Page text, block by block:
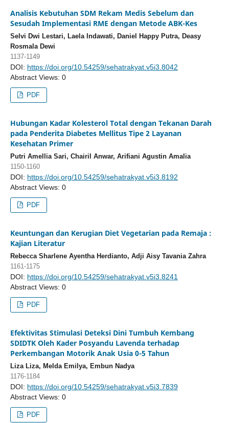
Analisis Kebutuhan SDM Rekam Medis Sebelum dan
Sesudah Implementasi RME dengan Metode ABK-Kes
Selvi Dwi Lestari, Laela Indawati, Daniel Happy Putra, Deasy
Rosmala Dewi
1137-1149
DOI: https://doi.org/10.54259/sehatrakyat.v5i3.8042
Abstract Views: 0
PDF
Hubungan Kadar Kolesterol Total dengan Tekanan Darah
pada Penderita Diabetes Mellitus Tipe 2 Layanan
Kesehatan Primer
Putri Amellia Sari, Chairil Anwar, Arifiani Agustin Amalia
1150-1160
DOI: https://doi.org/10.54259/sehatrakyat.v5i3.8192
Abstract Views: 0
PDF
Keuntungan dan Kerugian Diet Vegetarian pada Remaja :
Kajian Literatur
Rebecca Sharlene Ayentha Herdianto, Adji Aisy Tavania Zahra
1161-1175
DOI: https://doi.org/10.54259/sehatrakyat.v5i3.8241
Abstract Views: 0
PDF
Efektivitas Stimulasi Deteksi Dini Tumbuh Kembang
SDIDTK Oleh Kader Posyandu Lavenda terhadap
Perkembangan Motorik Anak Usia 0-5 Tahun
Liza Liza, Melda Emilya, Embun Nadya
1176-1184
DOI: https://doi.org/10.54259/sehatrakyat.v5i3.7839
Abstract Views: 0
PDF